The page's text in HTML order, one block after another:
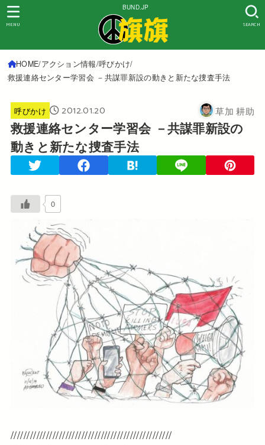
BUND.JP
SEARCH
MENU
HOME アクション情報 呼びかけ
救援連絡センター学習会 －共謀罪新設の動きと新たな捜査手法
呼びかけ 2012.01.20 草加 耕助
救援連絡センター学習会 －共謀罪新設の
動きと新たな捜査手法
0
//////////////////////////////////////////////////